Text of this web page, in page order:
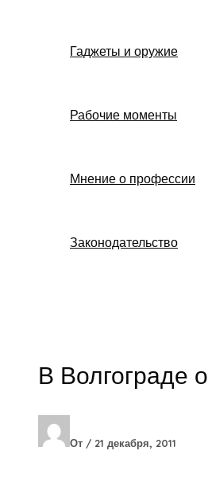
Гаджеты и оружие
Рабочие моменты
Мнение о профессии
Законодательство
В Волгограде
От / 21 декабря, 2011